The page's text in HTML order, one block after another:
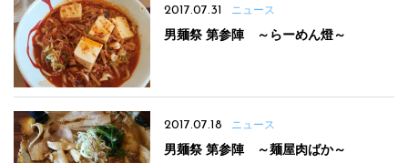
2017.07.31 ニュース
男麺祭 第参陣 ～らーめん燈～
2017.07.18 ニュース
男麺祭 第参陣 ～麺屋肉ばか～